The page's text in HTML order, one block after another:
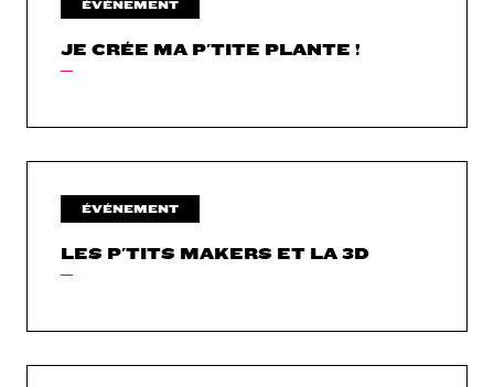
ÉVÉNEMENT
JE CRÉE MA P'TITE PLANTE !
ÉVÉNEMENT
LES P'TITS MAKERS ET LA 3D